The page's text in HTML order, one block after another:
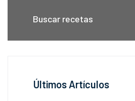
Últimos Artículos